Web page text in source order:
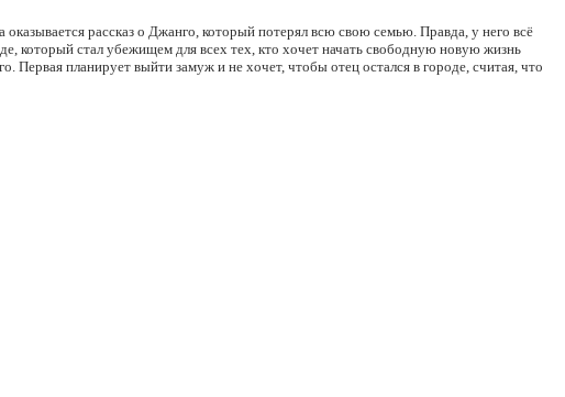
рассказ о Джанго, который потерял всю свою семью. Правда, у него всё
который стал убежищем для всех тех, кто хочет начать свободную новую жизнь
планирует выйти замуж и не хочет, чтобы отец остался в городе, считая, что